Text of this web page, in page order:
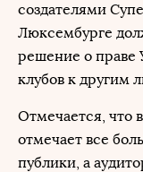
создателями
Люксембурге
решение о праве
клубов к другим
Отмечается, что
отмечает все
публики, а